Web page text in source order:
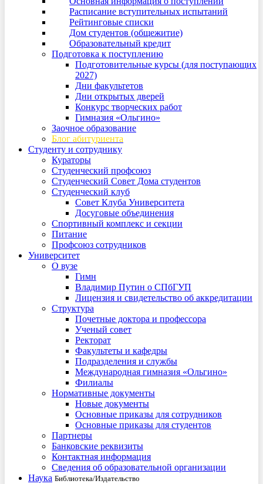
Расписание вступительных испытаний
Рейтинговые списки
Дом студентов (общежитие)
Образовательный кредит
Подготовка к поступлению
Подготовительные курсы (для поступающих
2027)
Дни факультетов
Дни открытых дверей
Конкурс творческих работ
Гимназия «Ольгино»
Заочное образование
Блог абитуриента
Студенту и сотруднику
Кураторы
Студенческий профсоюз
Студенческий Совет Дома студентов
Студенческий клуб
Совет Клуба Университета
Досуговые объединения
Спортивный комплекс и секции
Питание
Профсоюз сотрудников
Университет
О вузе
Гимн
Владимир Путин о СПбГУП
Лицензия и свидетельство об аккредитации
Структура
Почетные доктора и профессора
Ученый совет
Ректорат
Факультеты и кафедры
Подразделения и службы
Международная гимназия «Ольгино»
Филиалы
Нормативные документы
Новые документы
Основные приказы для сотрудников
Основные приказы для студентов
Партнеры
Банковские реквизиты
Контактная информация
Сведения об образовательной организации
Наука Библиотека/Издательство